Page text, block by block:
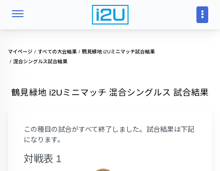
マイページ すべての大会結果
鶴見緑地 i2Uミニマッチ試合結果
混合シングルス試合結果
鶴見緑地 i2Uミニマッチ 混合シングルス 試合結果
この種目の試合がすべて終了しました。試合結果は下記
になります。
対戦表 1